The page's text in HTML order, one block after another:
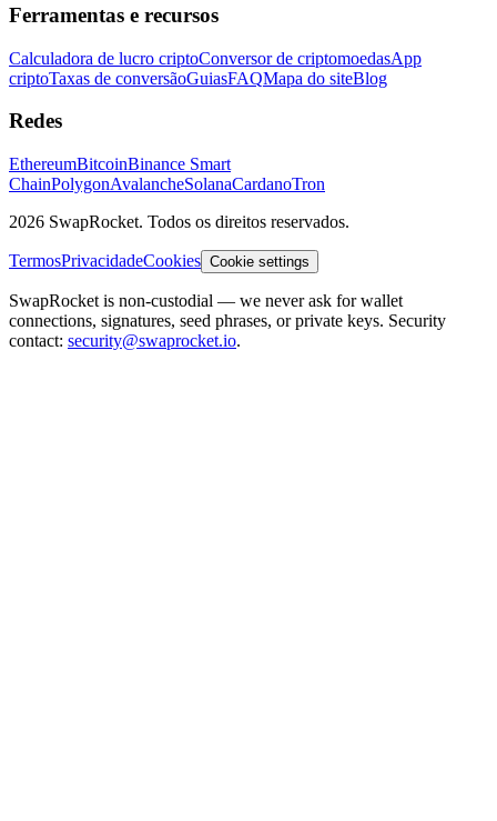
Ferramentas e recursos
Calculadora de lucro criptoConversor de criptomoedasApp
criptoTaxas de conversãoGuiasFAQMapa do siteBlog
Redes
EthereumBitcoinBinance Smart
ChainPolygonAvalancheSolanaCardanoTron
2026 SwapRocket. Todos os direitos reservados.
TermosPrivacidadeCookies Cookie settings
SwapRocket is non-custodial — we never ask for wallet
connections, signatures, seed phrases, or private keys. Security
contact: security@swaprocket.io.